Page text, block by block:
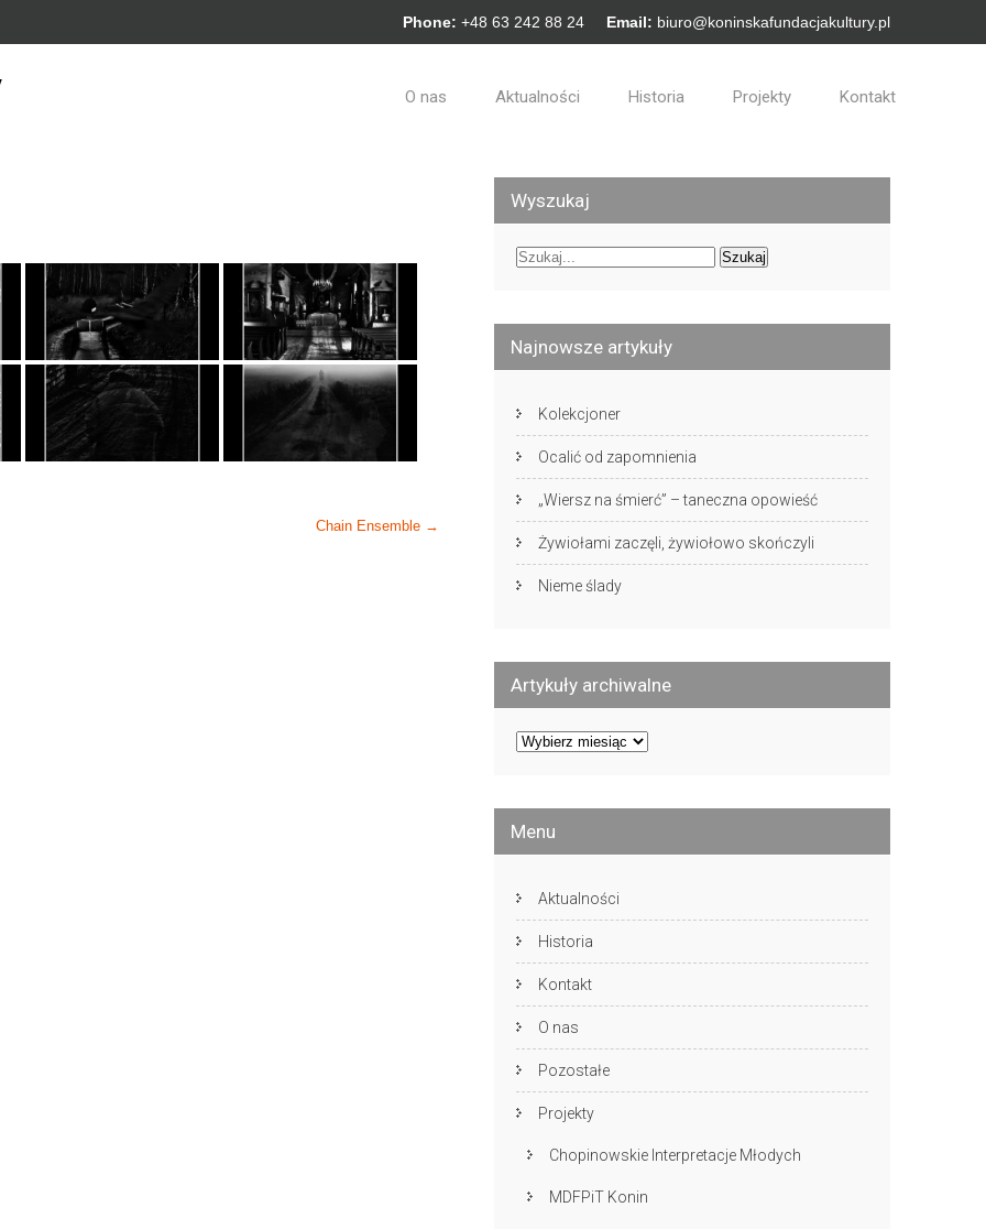
Phone: +48 63 242 88 24 Email: biuro@koninskafundacjakultury.pl
O nas Aktualności Historia Projekty Kontakt
Chain Ensemble →
Wyszukaj
Najnowsze artykuły
Kolekcjoner
Ocalić od zapomnienia
„Wiersz na śmierć” – taneczna opowieść
Żywiołami zaczęli, żywiołowo skończyli
Nieme ślady
Artykuły archiwalne
Artykuły
Menu
Aktualności
Historia
Kontakt
O nas
Pozostałe
Projekty
Chopinowskie Interpretacje Młodych
MDFPiT Konin